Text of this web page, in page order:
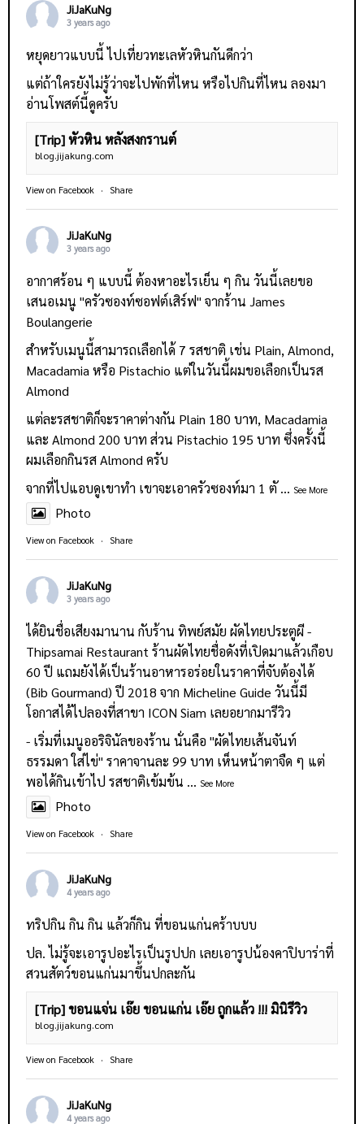
JiJaKuNg
3 years ago
หยุดยาวแบบนี้ ไปเที่ยวทะเลหัวหินกันดีกว่า
แต่ถ้าใครยังไม่รู้ว่าจะไปพักที่ไหน หรือไปกินที่ไหน ลองมา
อ่านโพสต์นี้ดูครับ
[Trip] หัวหิน หลังสงกรานต์
blog.jijakung.com
View on Facebook · Share
JiJaKuNg
3 years ago
อากาศร้อน ๆ แบบนี้ ต้องหาอะไรเย็น ๆ กิน วันนี้เลยขอ
เสนอเมนู "ครัวซองท์ซอฟต์เสิร์ฟ" จากร้าน James
Boulangerie
สำหรับเมนูนี้สามารถเลือกได้ 7 รสชาติ เช่น Plain, Almond,
Macadamia หรือ Pistachio แต่ในวันนี้ผมขอเลือกเป็นรส
Almond
แต่ละรสชาติก็จะราคาต่างกัน Plain 180 บาท, Macadamia
และ Almond 200 บาท ส่วน Pistachio 195 บาท ซึ่งครั้งนี้
ผมเลือกกินรส Almond ครับ
จากที่ไปแอบดูเขาทำ เขาจะเอาครัวซองท์มา 1 ตั ... See More
Photo
View on Facebook · Share
JiJaKuNg
3 years ago
ได้ยินชื่อเสียงมานาน กับร้าน ทิพย์สมัย ผัดไทยประตูผี -
Thipsamai Restaurant ร้านผัดไทยชื่อดังที่เปิดมาแล้วเกือบ
60 ปี แถมยังได้เป็นร้านอาหารอร่อยในราคาที่จับต้องได้
(Bib Gourmand) ปี 2018 จาก Micheline Guide วันนี้มี
โอกาสได้ไปลองที่สาขา ICON Siam เลยอยากมารีวิว
- เริ่มที่เมนูออริจินัลของร้าน นั่นคือ "ผัดไทยเส้นจันท์
ธรรมดา ใส่ไข่" ราคาจานละ 99 บาท เห็นหน้าตาจืด ๆ แต่
พอได้กินเข้าไป รสชาติเข้มข้น ... See More
Photo
View on Facebook · Share
JiJaKuNg
4 years ago
ทริปกิน กิน กิน แล้วก็กิน ที่ขอนแก่นคร้าบบบ
ปล. ไม่รู้จะเอารูปอะไรเป็นรูปปก เลยเอารูปน้องคาปิบาร่าที่
สวนสัตว์ขอนแก่นมาขึ้นปกละกัน
[Trip] ขอนแจ่น เอ๊ย ขอนแก่น เอ๊ย ถูกแล้ว !!! มินิรีวิว
blog.jijakung.com
View on Facebook · Share
JiJaKuNg
4 years ago